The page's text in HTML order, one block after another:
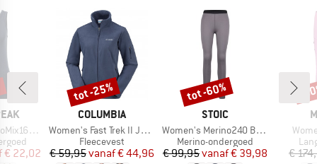
Tank
prijs
€ 22,02
MERK
COLUMBIA
Artikel
Women's Fast Trek II Jacket
Productgroep
Fleecevest
Prijs
€ 59,95 Verlaagde prijs
vanaf€ 44,96
Korting
tot -25%
MERK
STOIC
Artikel
Women's Merino240 BengtSt. Long Pants
Productgroep
Merino-ondergoed
Prijs
€ 99,95 Verlaagde prijs
vanaf€ 39,98
Korting
tot -60%
Artikel
€
-